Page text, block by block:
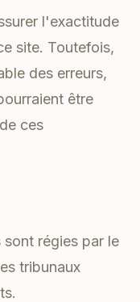
l'exactitude
site. Toutefois,
des erreurs,
être
ces
sont régies par le
tribunaux